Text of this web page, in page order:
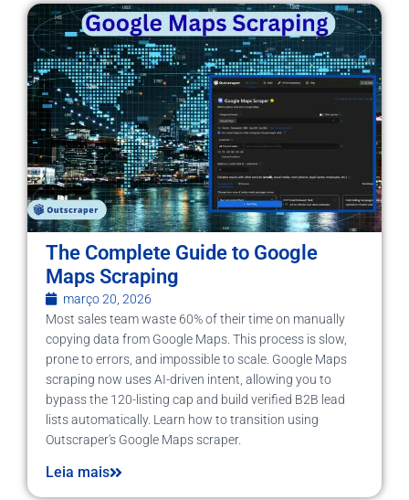
The Complete Guide to Google
Maps Scraping
março 20, 2026
Most sales team waste 60% of their time on manually
copying data from Google Maps. This process is slow,
prone to errors, and impossible to scale. Google Maps
scraping now uses AI-driven intent, allowing you to
bypass the 120-listing cap and build verified B2B lead
lists automatically. Learn how to transition using
Outscraper's Google Maps scraper.
Leia mais